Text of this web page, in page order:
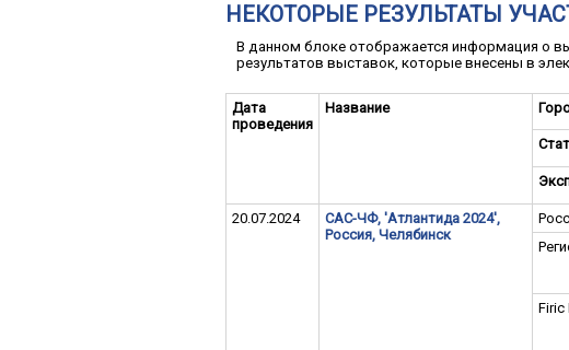
НЕКОТОРЫЕ РЕЗУЛЬТАТЫ
В данном блоке отображается информация о
результатов выставок, которые внесены в
Дата
проведения
Название
20.07.2024
САС-ЧФ, 'Атлантида 2024',
Россия, Челябинск
Firic